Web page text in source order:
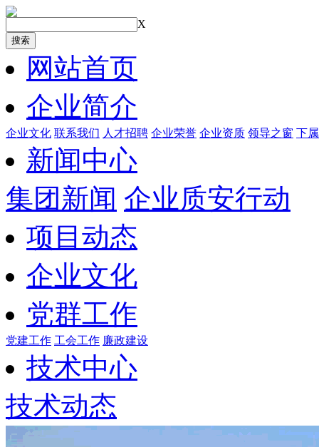
X
搜索
网站首页
企业简介
企业文化 联系我们 人才招聘 企业荣誉 企业资质 领导之窗 下
新闻中心
集团新闻 企业质安行动
项目动态
企业文化
党群工作
党建工作 工会工作 廉政建设
技术中心
技术动态